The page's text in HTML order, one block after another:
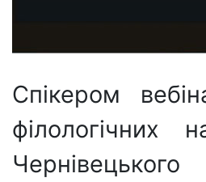
Спікером
філологічних